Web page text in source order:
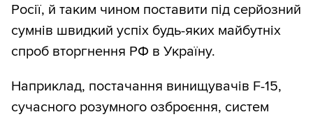
Росії, й таким чином поставити під серйозний
сумнів швидкий успіх будь-яких майбутніх
спроб вторгнення РФ в Україну.
Наприклад, постачання винищувачів F-15,
сучасного розумного озброєння, систем